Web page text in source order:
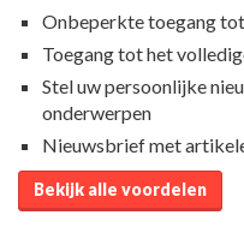
Onbeperkte toegang
Toegang tot het
Stel uw persoonlijke
onderwerpen
Nieuwsbrief met
Bekijk alle voordelen